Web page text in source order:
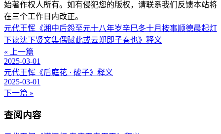
始著作权人所有。如有侵犯您的版权，请联系我们反馈本站将
在三个工作日内改正。
元代王恽《湘中后怨至元十八年岁辛巳冬十月按事顺德晨起灯
下读沈下贤文集偶赋此或云郑即子春也》释义
« 上一篇
2025-03-01
元代王恽《后庭花 · 破子》释义
2025-03-01
下一篇 »
查阅内容